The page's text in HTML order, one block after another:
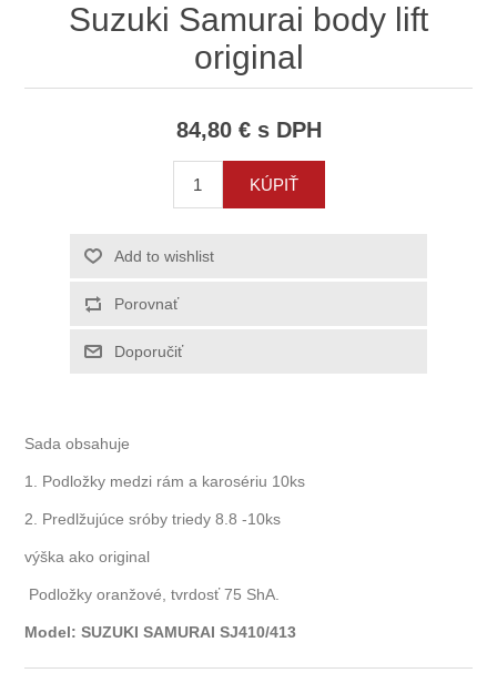
Suzuki Samurai body lift
original
84,80 € s DPH
Sada obsahuje
1. Podložky medzi rám a karosériu 10ks
2. Predlžujúce sróby triedy 8.8 -10ks
výška ako original
Podložky oranžové, tvrdosť 75 ShA.
Model: SUZUKI SAMURAI SJ410/413